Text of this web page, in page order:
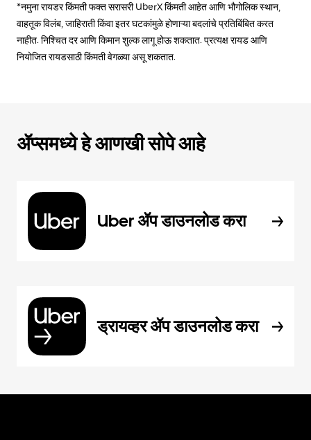
*नमुना रायडर किंमती फक्त सरासरी UberX किंमती आहेत आणि भौगोलिक स्थान,
वाहतूक विलंब, जाहिराती किंवा इतर घटकांमुळे होणाऱ्या बदलांचे प्रतिबिंबित करत
नाहीत. निश्चित दर आणि किमान शुल्क लागू होऊ शकतात. प्रत्यक्ष रायड आणि
नियोजित रायडसाठी किंमती वेगळ्या असू शकतात.
ॲप्समध्ये हे आणखी सोपे आहे
Uber ॲप डाउनलोड करा
ड्रायव्हर ॲप डाउनलोड करा